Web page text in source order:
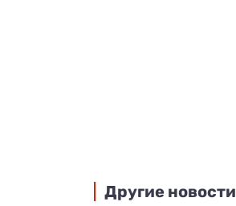
Другие новости